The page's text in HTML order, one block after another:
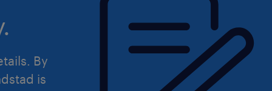
kommunikerer klart og lyttende, så
skabe opbakning omkring
at tage fælles ejerskab for hverdagen.
ansøgning og kontakt
By
is